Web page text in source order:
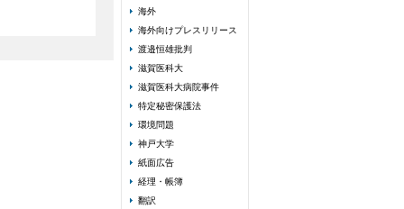
海外
海外向けプレスリリース
渡邉恒雄批判
滋賀医科大
滋賀医科大病院事件
特定秘密保護法
環境問題
神戸大学
紙面広告
経理・帳簿
翻訳